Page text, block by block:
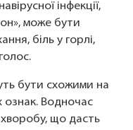
інфекції,
може бути
біль у горлі,
бути схожими на
ознак. Водночас
що дасть